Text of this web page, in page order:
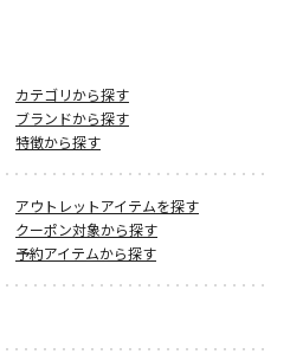
カテゴリから探す
ブランドから探す
特徴から探す
アウトレットアイテムを探す
クーポン対象から探す
予約アイテムから探す